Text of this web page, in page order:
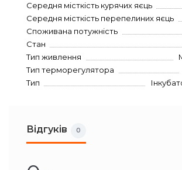
Середня місткість курячих яєць
Середня місткість перепелиних яєць
Споживана потужність
Стан
Тип живлення
Тип терморегулятора
Тип
Відгуків 0